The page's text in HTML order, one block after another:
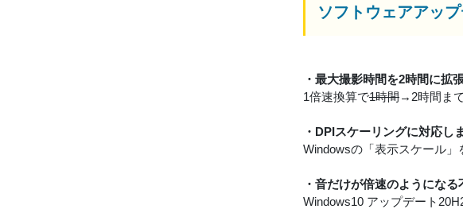
ソフトウェアアッ
・最大撮影時間を2時間に拡
1倍速換算で1時間→2時間ま
・DPIスケーリングに対応し
Windowsの「表示スケール」
・音だけが倍速のようにな
Windows10 アップデート